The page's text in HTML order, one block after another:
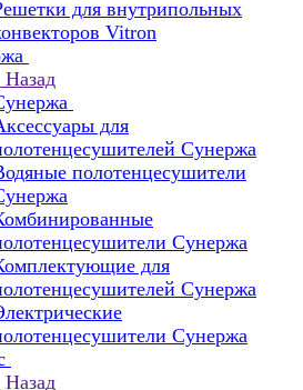
для внутрипольных
Vitron
Назад
для
Сунержа
полотенцесушители
Сунержа
для
Сунержа
Сунержа
Назад